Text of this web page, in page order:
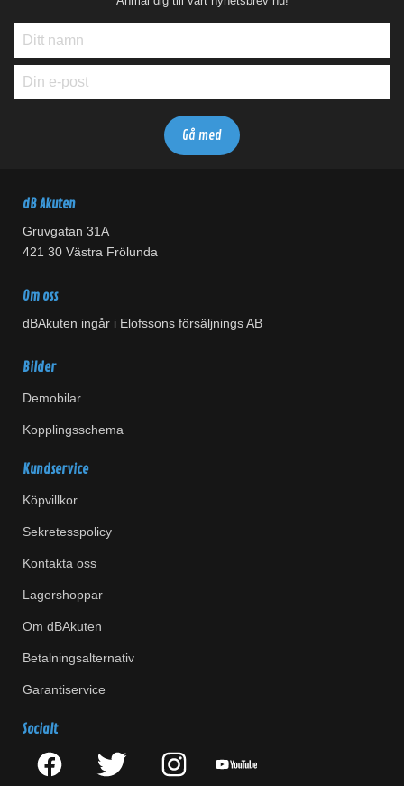
dB Akuten
Gruvgatan 31A
421 30 Västra Frölunda
Om oss
dBAkuten ingår i Elofssons försäljnings AB
Bilder
Demobilar
Kopplingsschema
Kundservice
Köpvillkor
Sekretesspolicy
Kontakta oss
Lagershoppar
Om dBAkuten
Betalningsalternativ
Garantiservice
Socialt